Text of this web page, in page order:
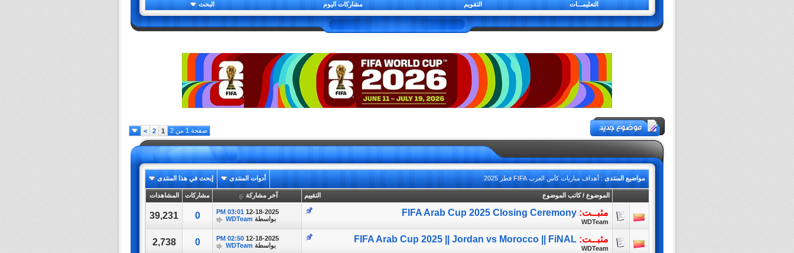
التعليمـــات التقويم مشاركات اليوم البحث
صفحة 1 من 2 1
2
>
مواضيع المنتدى : أهداف مباريات كأس العرب FIFA قطر 2025 أدوات المنتدى إبحث في هذا المنتدى
التقييم الموضوع /كاتب الموضوع آخر مشاركة مشاركات المشاهدات
مثبــت: FIFA Arab Cup 2025 Closing Ceremony
WDTeam
12-18-2025
03:01 PM
بواسطة WDTeam
0
39,231
مثبــت: FIFA Arab Cup 2025 || Jordan vs Morocco || FiNAL
WDTeam
12-18-2025
02:50 PM
بواسطة WDTeam
0
2,738